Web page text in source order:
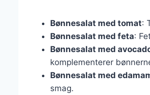
Bønnesalat med tomat:
Bønnesalat med feta:
Bønnesalat med
komplementerer
Bønnesalat med
smag.